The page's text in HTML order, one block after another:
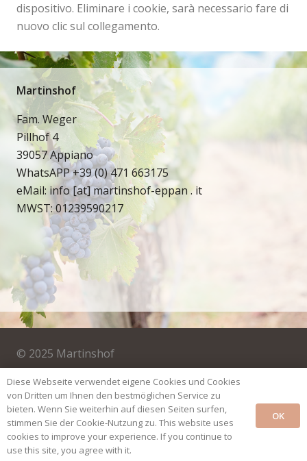
dispositivo. Eliminare i cookie, sarà necessario fare di
nuovo clic sul collegamento.
Martinshof
Fam. Weger
Pillhof 4
39057 Appiano
WhatsAPP+39 (0) 471 663175
eMail: info [at] martinshof-eppan . it
MWST: 01239590217
© 2025 Martinshof
Impressum
Privacy & Cookies
Diese Webseite verwendet eigene Cookies und Cookies
von Dritten um Ihnen den bestmöglichen Service zu
bieten. Wenn Sie weiterhin auf diesen Seiten surfen,
stimmen Sie der Cookie-Nutzung zu. This website uses
cookies to improve your experience. If you continue to
use this site, you agree with it.
OK